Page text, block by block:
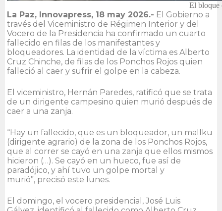
El bloque
La Paz, Innovapress, 18 may 2026.- El Gobierno a
través del Viceministro de Régimen Interior y del
Vocero de la Presidencia ha confirmado un cuarto
fallecido en filas de los manifestantes y
bloqueadores. La identidad de la víctima es Alberto
Cruz Chinche, de filas de los Ponchos Rojos quien
falleció al caer y sufrir el golpe en la cabeza.
El viceministro, Hernán Paredes, ratificó que se trata
de un dirigente campesino quien murió después de
caer a una zanja.
“Hay un fallecido, que es un bloqueador, un mallku
(dirigente agrario) de la zona de los Ponchos Rojos,
que al correr se cayó en una zanja que ellos mismos
hicieron (…). Se cayó en un hueco, fue así de
paradójico, y ahí tuvo un golpe mortal y
murió”, precisó este lunes.
El domingo, el vocero presidencial, José Luis